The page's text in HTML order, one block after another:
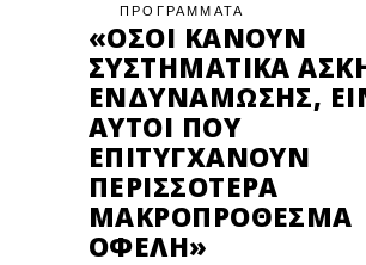
ΠΡΟΓΡΑΜΜΑΤΑ
«ΌΣΟΙ ΚΆΝΟΥΝ
ΣΥΣΤΗΜΑΤΙΚΆ
ΕΝΔΥΝΆΜΩΣΗΣ,
ΑΥΤΟΊ ΠΟΥ
ΕΠΙΤΥΓΧΆΝΟΥΝ
ΠΕΡΙΣΣΌΤΕΡΑ
ΜΑΚΡΟΠΡΌΘΕΣΜΑ
ΟΦΈΛΗ»